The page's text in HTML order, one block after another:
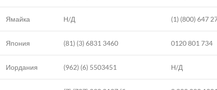
Ямайка Н/Д (1) (800) 647
Япония (81) (3) 6831 3460 0120 801 734
Иордания (962) (6) 5503451 Н/Д